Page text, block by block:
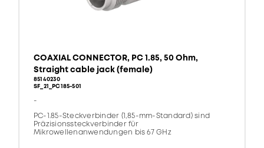
COAXIAL CONNECTOR, PC 1.85, 50 Ohm,
Straight cable jack (female)
85140230
SF_21_PC185-501
-
PC-1.85-Steckverbinder (1,85-mm-Standard) sind
Präzisionssteckverbinder für
Mikrowellenanwendungen bis 67 GHz